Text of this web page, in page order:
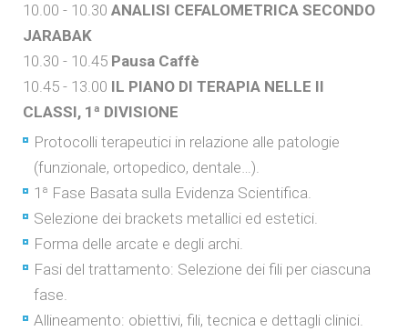
10.00 - 10.30 ANALISI CEFALOMETRICA SECONDO
JARABAK
10.30 - 10.45 Pausa Caffè
10.45 - 13.00 IL PIANO DI TERAPIA NELLE II
CLASSI, 1ª DIVISIONE
Protocolli terapeutici in relazione alle patologie
(funzionale, ortopedico, dentale…).
1ª Fase Basata sulla Evidenza Scientifica.
Selezione dei brackets metallici ed estetici.
Forma delle arcate e degli archi.
Fasi del trattamento: Selezione dei fili per ciascuna
fase.
Allineamento: obiettivi, fili, tecnica e dettagli clinici.